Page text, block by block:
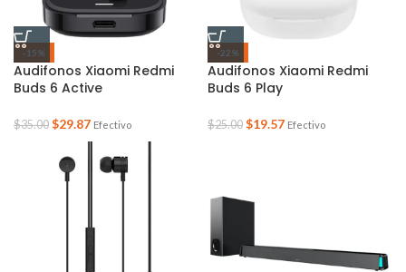
-15%
Audifonos Xiaomi Redmi
Buds 6 Active
$35.00 $29.87 Efectivo
-22%
Audifonos Xiaomi Redmi
Buds 6 Play
$25.00 $19.57 Efectivo